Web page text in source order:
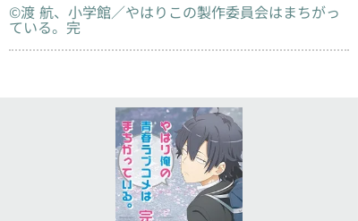
©渡 航、小学館／やはりこの製作委員会はまちがっ
ている。完